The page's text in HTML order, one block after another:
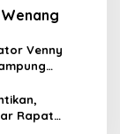
Venny
Rapat